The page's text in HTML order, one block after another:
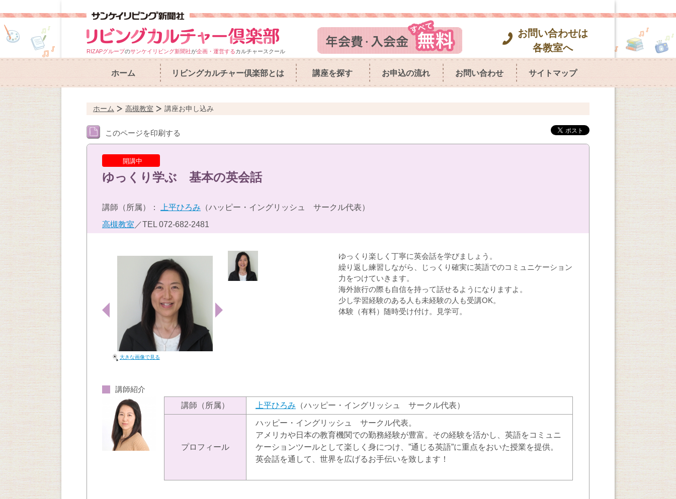
RIZAPグループのサンケイリビング新聞社が企画・運営するカルチャースクール
お問い合わせは
各教室へ
ホーム リビングカルチャー倶楽部とは 講座を探す お申込の流れ お問い合わせ サイトマップ
ホーム 高槻教室 講座お申し込み
このページを印刷する
開講中
ゆっくり学ぶ 基本の英会話
講師（所属）： 上平ひろみ （ハッピー・イングリッシュ サークル代表）
高槻教室 ／TEL 072-682-2481
大きな画像で見る
ゆっくり楽しく丁寧に英会話を学びましょう。
繰り返し練習しながら、じっくり確実に英語でのコミュニケーション
力をつけていきます。
海外旅行の際も自信を持って話せるようになりますよ。
少し学習経験のある人も未経験の人も受講OK。
体験（有料）随時受け付け。見学可。
講師紹介
講師（所属）
上平ひろみ （ハッピー・イングリッシュ サークル代表）
プロフィール
ハッピー・イングリッシュ サークル代表。
アメリカや日本の教育機関での勤務経験が豊富。その経験を活かし、英語をコミュニ
ケーションツールとして楽しく身につけ、”通じる英語”に重点をおいた授業を提供。
英会話を通して、世界を広げるお手伝いを致します！